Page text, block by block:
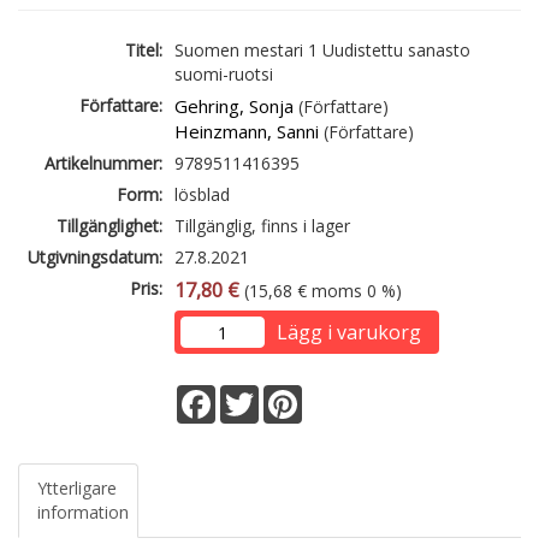
Titel: Suomen mestari 1 Uudistettu sanasto
suomi-ruotsi
Författare: Gehring, Sonja (Författare)
Heinzmann, Sanni (Författare)
Artikelnummer: 9789511416395
Form: lösblad
Tillgänglighet: Tillgänglig, finns i lager
Utgivningsdatum: 27.8.2021
Pris:
17,80 € (15,68 € moms 0 %)
Lägg i varukorg
Facebook
Twitter
Ytterligare
information